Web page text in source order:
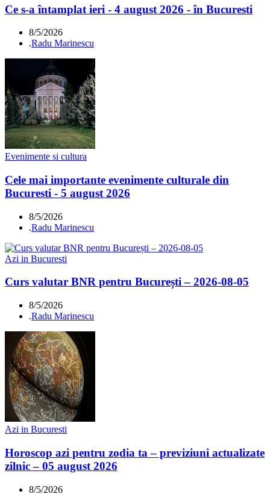
Ce s-a întamplat ieri - 4 august 2026 - în Bucuresti
8/5/2026
.Radu Marinescu
Evenimente si cultura
Cele mai importante evenimente culturale din
Bucuresti - 5 august 2026
8/5/2026
.Radu Marinescu
Azi in Bucuresti
Curs valutar BNR pentru București – 2026-08-05
8/5/2026
.Radu Marinescu
Azi in Bucuresti
Horoscop azi pentru zodia ta – previziuni actualizate
zilnic – 05 august 2026
8/5/2026